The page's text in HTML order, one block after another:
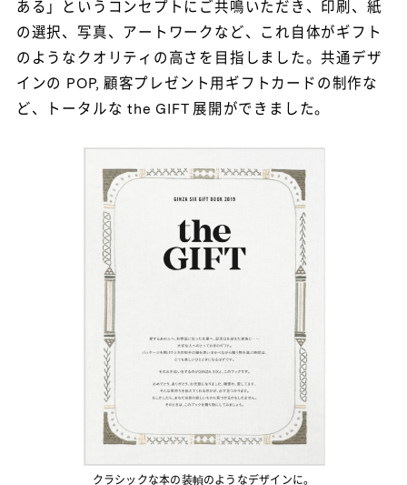
ある」というコンセプトにご共鳴いただき、印刷、紙
の選択、写真、アートワークなど、これ自体がギフト
のようなクオリティの高さを目指しました。共通デザ
インの POP, 顧客プレゼント用ギフトカードの制作な
ど、トータルな the GIFT 展開ができました。
クラシックな本の装幀のようなデザインに。